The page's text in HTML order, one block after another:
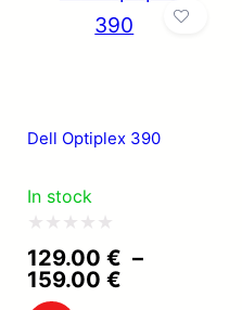
Dell Optiplex 390
In stock
Note
0
129.00 € –
159.00 €